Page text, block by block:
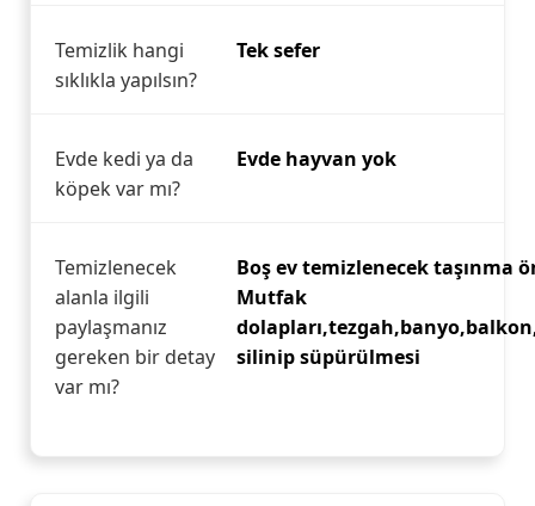
Temizlik hangi
sıklıkla yapılsın?
Tek sefer
Evde kedi ya da
köpek var mı?
Evde hayvan yok
Temizlenecek
alanla ilgili
paylaşmanız
gereken bir detay
var mı?
Boş ev temizlenecek taşınma
Mutfak
silinip süpürülmesi